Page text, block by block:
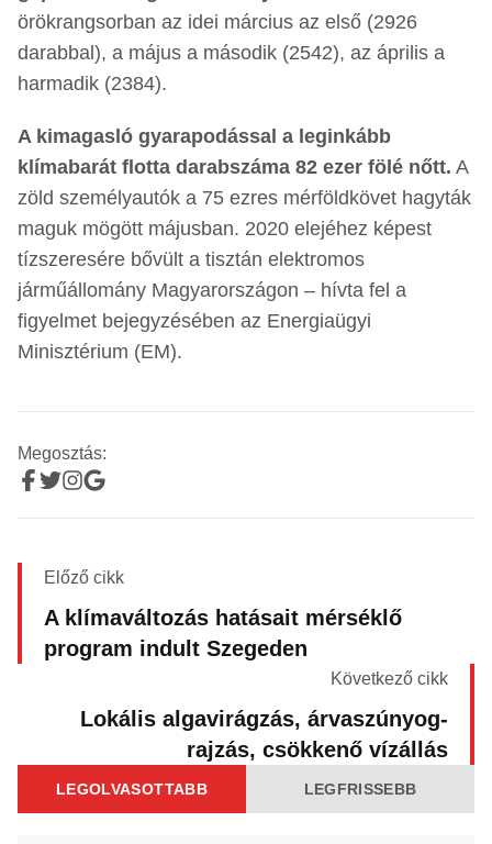
örökrangsorban az idei március az első (2926
darabbal), a május a második (2542), az április a
harmadik (2384).
A kimagasló gyarapodással a leginkább
klímabarát flotta darabszáma 82 ezer fölé nőtt. A
zöld személyautók a 75 ezres mérföldkövet hagyták
maguk mögött májusban. 2020 elejéhez képest
tízszeresére bővült a tisztán elektromos
járműállomány Magyarországon – hívta fel a
figyelmet bejegyzésében az Energiaügyi
Minisztérium (EM).
Megosztás:
Előző cikk
A klímaváltozás hatásait mérséklő
program indult Szegeden
Következő cikk
Lokális algavirágzás, árvaszúnyog-
rajzás, csökkenő vízállás
LEGOLVASOTTABB LEGFRISSEBB